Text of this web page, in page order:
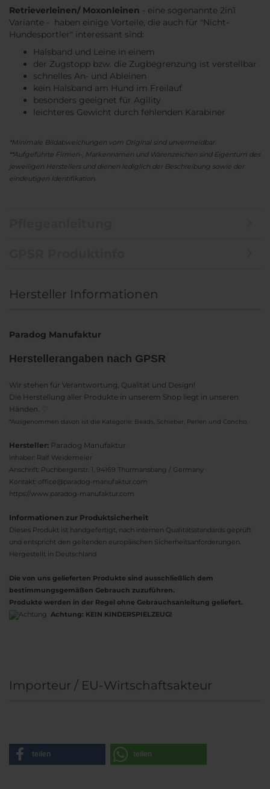
Retrieverleinen/ Moxonleinen - eine sogenannte 2in1
Variante - haben einige Vorteile, die auch für "Nicht-
Hundesportler" interessant sind:
Halsband und Leine in einem
der Zugstopp bzw. die Zugbegrenzung ist verstellbar
schnelles An- und Ableinen
kein Halsband am Hund im Freilauf
besonders geeignet für Agility
leichteres Gewicht durch fehlenden Karabiner
*Minimale Bildabweichungen vom Original sind unvermeidbar.
**Aufgeführte Firmen-, Markennamen und Warenzeichen sind Eigentum des
jeweiligen Herstellers und dienen lediglich der Beschreibung sowie der
eindeutigen Identifikation.
Hersteller Informationen
Paradog Manufaktur
Herstellerangaben nach GPSR
Wir stehen für Verantwortung, Qualität und Design!
Die Herstellung aller Produkte in unserem Shop liegt in unseren
Händen. ♡
*Ausgenommen davon ist die Kategorie: Beads, Schieber, Perlen und Concho.
Hersteller: Paradog Manufaktur
Inhaber: Ralf Weidemeier
Anschrift: Puchbergerstr. 1, 94169 Thurmansbang / Germany
Kontakt: office@paradog-manufaktur.com
https://www.paradog-manufaktur.com
Informationen zur Produktsicherheit
Dieses Produkt ist handgefertigt, nach internen Qualitätsstandards geprüft
und entspricht den geltenden europäischen Sicherheitsanforderungen.
Hergestellt in Deutschland
Die von uns gelieferten Produkte sind ausschließlich dem
bestimmungsgemäßen Gebrauch zuzuführen.
Produkte werden in der Regel ohne Gebrauchsanleitung geliefert.
Achtung: KEIN KINDERSPIELZEUG!
Importeur / EU-Wirtschaftsakteur
teilen teilen